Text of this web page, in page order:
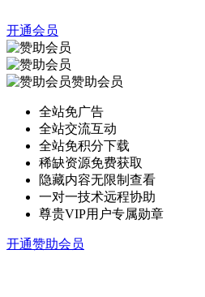
开通会员
赞助会员
全站免广告
全站交流互动
全站免积分下载
稀缺资源免费获取
隐藏内容无限制查看
一对一技术远程协助
尊贵VIP用户专属勋章
开通赞助会员